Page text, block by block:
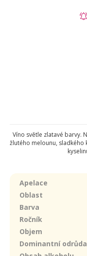
Víno světle zlatavé barvy.
žlutého melounu, sladkého
Apelace
Oblast
Barva
Ročník
Objem
Dominantní odrůda